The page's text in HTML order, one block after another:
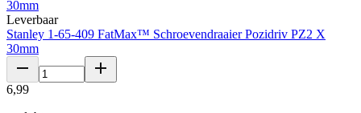
Leverbaar
Stanley 1-65-409 FatMax™ Schroevendraaier Pozidriv PZ2 X
30mm
6,99